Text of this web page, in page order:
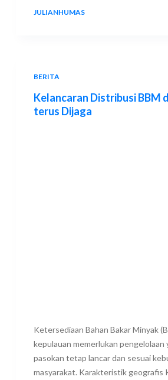
JULIANHUMAS
BERITA
Kelancaran Distribusi BBM
terus Dijaga
Ketersediaan Bahan Bakar Minyak
kepulauan memerlukan pengelolaan
pasokan tetap lancar dan sesuai
masyarakat. Karakteristik geografis